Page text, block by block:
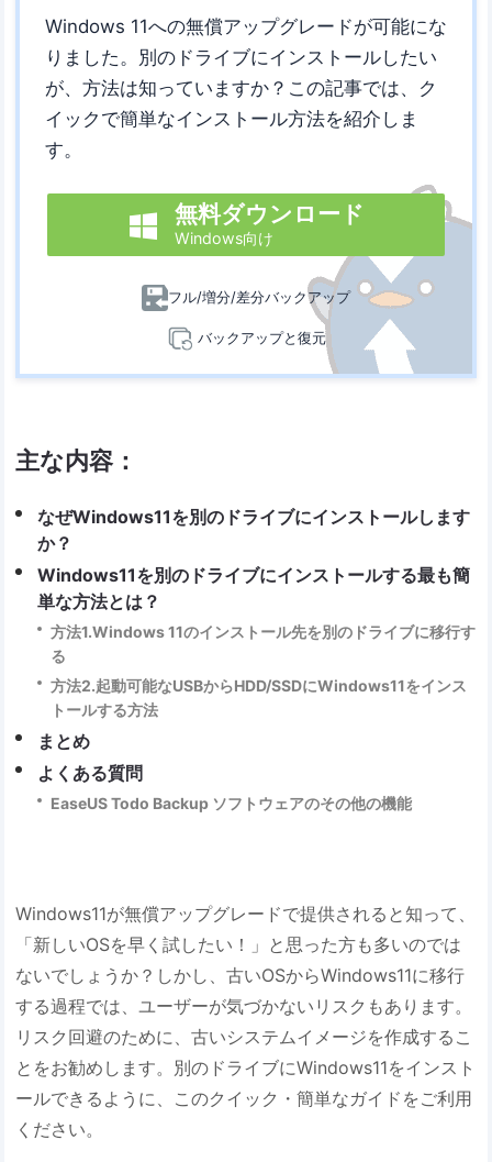
Windows 11への無償アップグレードが可能にな
りました。別のドライブにインストールしたい
が、方法は知っていますか？この記事では、ク
イックで簡単なインストール方法を紹介しま
す。
 無料ダウンロード
Windows向け
フル/増分/差分バックアップ
バックアップと復元
主な内容：
なぜWindows11を別のドライブにインストールします
か？
Windows11を別のドライブにインストールする最も簡
単な方法とは？
方法1.Windows 11のインストール先を別のドライブに移行す
る
方法2.起動可能なUSBからHDD/SSDにWindows11をインス
トールする方法
まとめ
よくある質問
EaseUS Todo Backup ソフトウェアのその他の機能
Windows11が無償アップグレードで提供されると知って、
「新しいOSを早く試したい！」と思った方も多いのでは
ないでしょうか？しかし、古いOSからWindows11に移行
する過程では、ユーザーが気づかないリスクもあります。
リスク回避のために、古いシステムイメージを作成するこ
とをお勧めします。別のドライブにWindows11をインスト
ールできるように、このクイック・簡単なガイドをご利用
ください。